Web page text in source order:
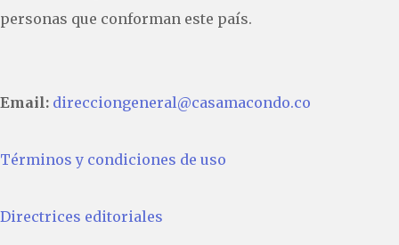
personas que conforman este país.
Email: direcciongeneral@casamacondo.co
Términos y condiciones de uso
Directrices editoriales